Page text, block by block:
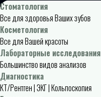
Стоматология
Все для здоровья Ваших зубов
Косметология
Все для Вашей красоты
Лабораторные исследования
Большинство видов анализов
Диагностика
КТ/Рентген | ЭКГ | Кольпоскопия